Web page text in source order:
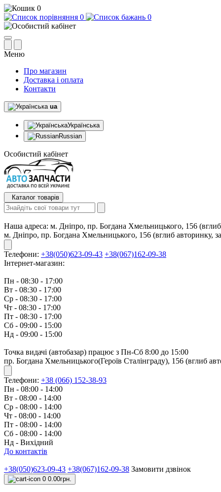
0
0
0
Меню
Про магазин
Доставка і оплата
Контакти
ua
Українська
Russian
Особистий кабінет
Каталог товарів
Наша адреса: м. Дніпро, пр. Богдана Хмельницького, 156 (вглиб
м. Дніпро, пр. Богдана Хмельницького, 156 (вглиб авторинку,
Телефони: +38(050)623-09-43 +38(067)162-09-38
Інтернет-магазин:
Пн - 08:30 - 17:00
Вт - 08:30 - 17:00
Ср - 08:30 - 17:00
Чт - 08:30 - 17:00
Пт - 08:30 - 17:00
Сб - 09:00 - 15:00
Нд - 09:00 - 15:00
Точка видачі (автобазар) працює з Пн-Сб 8:00 до 15:00
пр. Богдана Хмельницького(Героїв Сталінграду), 156 (вглиб
Телефони: +38 (066) 152-38-93
Пн - 08:00 - 14:00
Вт - 08:00 - 14:00
Ср - 08:00 - 14:00
Чт - 08:00 - 14:00
Пт - 08:00 - 14:00
Сб - 08:00 - 14:00
Нд - Вихідний
До контактів
+38(050)623-09-43 +38(067)162-09-38 Замовити дзвінок
0 0.00грн.